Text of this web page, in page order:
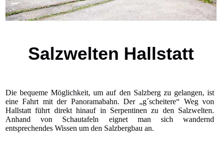
Salzwelten Hallstatt
Die bequeme Möglichkeit, um auf den Salzberg zu gelangen, ist
eine Fahrt mit der Panoramabahn. Der „g´scheitere“ Weg von
Hallstatt führt direkt hinauf in Serpentinen zu den Salzwelten.
Anhand von Schautafeln eignet man sich wandernd
entsprechendes Wissen um den Salzbergbau an.